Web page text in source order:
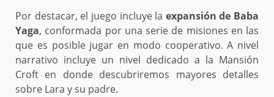
Por destacar, el juego incluye la expansión de Baba
Yaga, conformada por una serie de misiones en las
que es posible jugar en modo cooperativo. A nivel
narrativo incluye un nivel dedicado a la Mansión
Croft en donde descubriremos mayores detalles
sobre Lara y su padre.